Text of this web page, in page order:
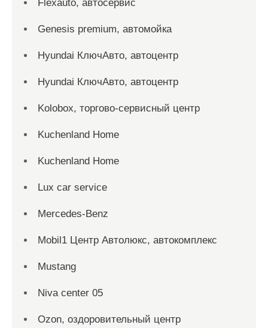
Flexauto, автосервис
Genesis premium, автомойка
Hyundai КлючАвто, автоцентр
Hyundai КлючАвто, автоцентр
Kolobox, торгово-сервисный центр
Kuchenland Home
Kuchenland Home
Lux car service
Mercedes-Benz
Mobil1 Центр Автолюкс, автокомплекс
Mustang
Niva center 05
Ozon, оздоровительный центр